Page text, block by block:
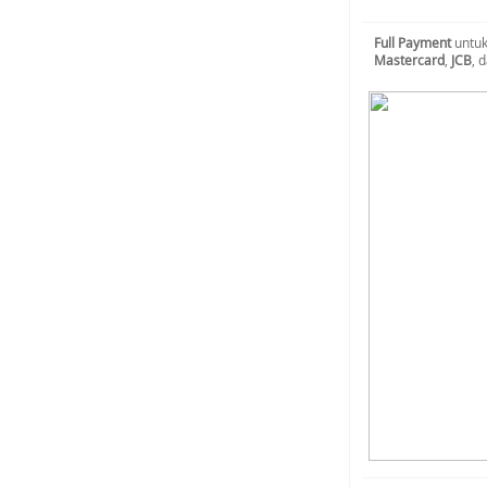
Full Payment
Mastercard JCB ,